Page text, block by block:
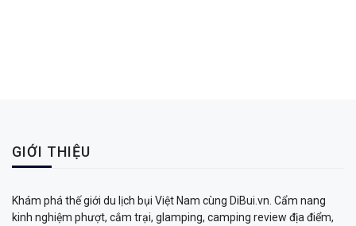
GIỚI THIỆU
Khám phá thế giới du lịch bụi Việt Nam cùng DiBui.vn. Cẩm nang
kinh nghiệm phượt, cắm trại, glamping, camping review địa điểm,